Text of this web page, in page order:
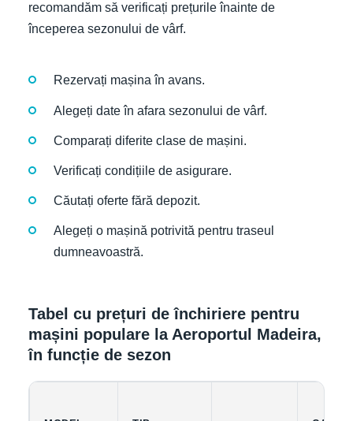
recomandăm să verificați prețurile înainte de
începerea sezonului de vârf.
Rezervați mașina în avans.
Alegeți date în afara sezonului de vârf.
Comparați diferite clase de mașini.
Verificați condițiile de asigurare.
Căutați oferte fără depozit.
Alegeți o mașină potrivită pentru traseul
dumneavoastră.
Tabel cu prețuri de închiriere pentru
mașini populare la Aeroportul Madeira,
în funcție de sezon